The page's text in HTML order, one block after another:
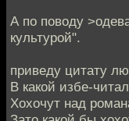
А по поводу
культурой".
приведу цитату
В какой избе-
Хохочут над